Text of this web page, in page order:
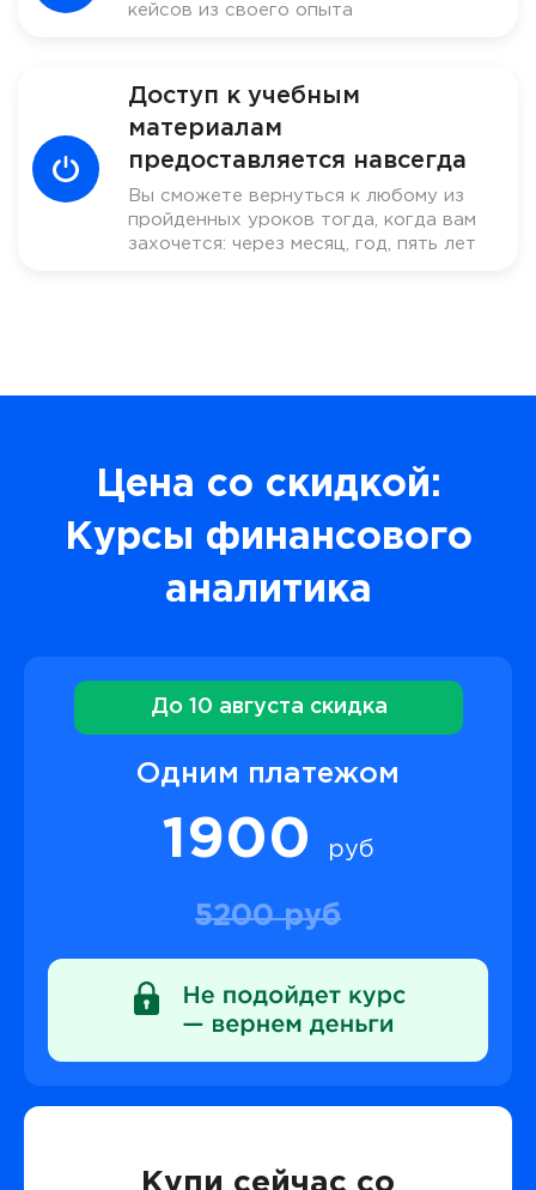
кейсов из своего опыта
Доступ к учебным
материалам
предоставляется навсегда
Вы сможете вернуться к любому из
пройденных уроков тогда, когда вам
захочется: через месяц, год, пять лет
Цена со скидкой:
Курсы финансового
аналитика
До 10 августа скидка
Одним платежом
1900 руб
5200 руб
Купи сейчас со